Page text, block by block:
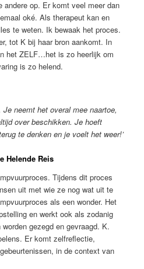
op. Er komt veel meer dan
oké. Als therapeut kan en
te weten. Ik bewaak het proces.
tot K bij haar bron aankomt. In
het ZELF…het is zo heerlijk om
is zo helend.
Je neemt het overal mee naartoe,
over beschikken. Je hoeft
te denken en je voelt het weer!’
Helende Reis
Tijdens dit proces
uit met wie ze nog wat uit te
als een wonder. Het
en werkt ook als zodanig
gezegd en gevraagd. K.
Er komt zelfreflectie,
in de context van